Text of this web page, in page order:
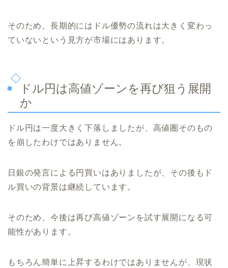
そのため、長期的にはドル優勢の流れは大きく変わっ
ていないという見方が市場にはあります。
ドル円は高値ゾーンを再び狙う展開
か
ドル円は一度大きく下落しましたが、高値圏そのもの
を崩したわけではありません。
日銀の発言による円買いはありましたが、その後もド
ル買いの背景は継続しています。
そのため、今後は再び高値ゾーンを試す展開になる可
能性があります。
もちろん簡単に上昇するわけではありませんが、現状